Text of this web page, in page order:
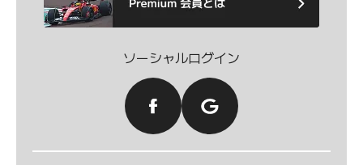
ソーシャルログイン